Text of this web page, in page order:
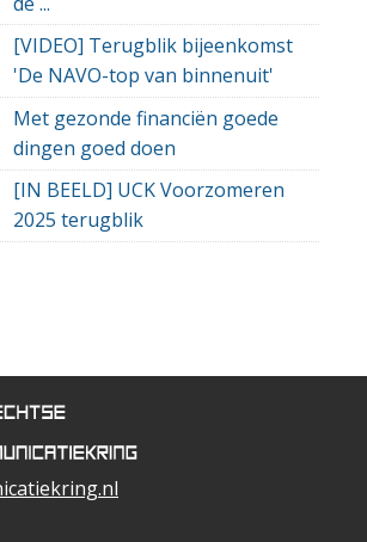
[VIDEO] Terugblik bijeenkomst
'De NAVO-top van binnenuit'
Met gezonde financiën goede
dingen goed doen
[IN BEELD] UCK Voorzomeren
2025 terugblik